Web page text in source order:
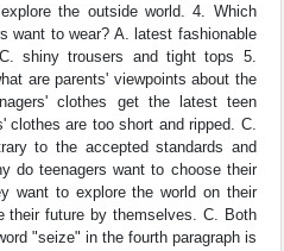
the outside world. 4. Which
want to wear? A. latest fashionable
shiny trousers and tight tops 5.
are parents' viewpoints about the
clothes get the latest teen
clothes are too short and ripped. C.
to the accepted standards and
do teenagers want to choose their
want to explore the world on their
their future by themselves. C. Both
"seize" in the fourth paragraph is